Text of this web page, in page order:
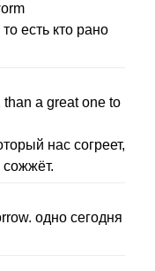
есть кто рано
than a great one to
нас согреет,
. одно сегодня